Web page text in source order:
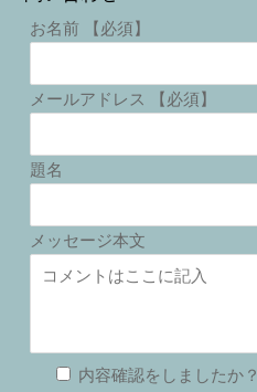
お名前 【必須】
メールアドレス 【必須】
題名
メッセージ本文
内容確認をしましたか？